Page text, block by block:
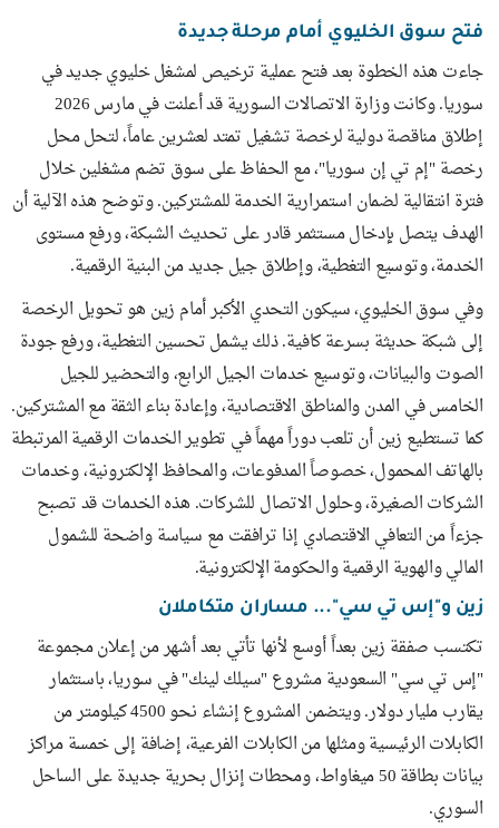
فتح سوق الخليوي أمام مرحلة جديدة
جاءت هذه الخطوة بعد فتح عملية ترخيص لمشغل خليوي جديد في
سوريا. وكانت وزارة الاتصالات السورية قد أعلنت في مارس 2026
إطلاق مناقصة دولية لرخصة تشغيل تمتد لعشرين عاماً، لتحل محل
رخصة "إم تي إن سوريا"، مع الحفاظ على سوق تضم مشغلين خلال
فترة انتقالية لضمان استمرارية الخدمة للمشتركين. وتوضح هذه الآلية أن
الهدف يتصل بإدخال مستثمر قادر على تحديث الشبكة، ورفع مستوى
الخدمة، وتوسيع التغطية، وإطلاق جيل جديد من البنية الرقمية.
وفي سوق الخليوي، سيكون التحدي الأكبر أمام زين هو تحويل الرخصة
إلى شبكة حديثة بسرعة كافية. ذلك يشمل تحسين التغطية، ورفع جودة
الصوت والبيانات، وتوسيع خدمات الجيل الرابع، والتحضير للجيل
الخامس في المدن والمناطق الاقتصادية، وإعادة بناء الثقة مع المشتركين.
كما تستطيع زين أن تلعب دوراً مهماً في تطوير الخدمات الرقمية المرتبطة
بالهاتف المحمول، خصوصاً المدفوعات، والمحافظ الإلكترونية، وخدمات
الشركات الصغيرة، وحلول الاتصال للشركات. هذه الخدمات قد تصبح
جزءاً من التعافي الاقتصادي إذا ترافقت مع سياسة واضحة للشمول
المالي والهوية الرقمية والحكومة الإلكترونية.
زين و"إس تي سي"... مساران متكاملان
تكتسب صفقة زين بعداً أوسع لأنها تأتي بعد أشهر من إعلان مجموعة
"إس تي سي" السعودية مشروع "سيلك لينك" في سوريا، باستثمار
يقارب مليار دولار. ويتضمن المشروع إنشاء نحو 4500 كيلومتر من
الكابلات الرئيسية ومثلها من الكابلات الفرعية، إضافة إلى خمسة مراكز
بيانات بطاقة 50 ميغاواط، ومحطات إنزال بحرية جديدة على الساحل
السوري.